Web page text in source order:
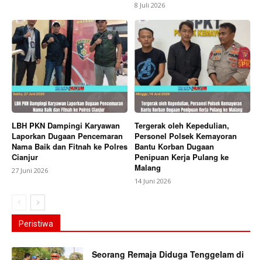
8 Juli 2026
LBH PKN Dampingi Karyawan
Laporkan Dugaan Pencemaran
Nama Baik dan Fitnah ke Polres
Cianjur
27 Juni 2026
Tergerak oleh Kepedulian,
Personel Polsek Kemayoran
Bantu Korban Dugaan
Penipuan Kerja Pulang ke
Malang
14 Juni 2026
Peristiwa
Seorang Remaja Diduga Tenggelam di